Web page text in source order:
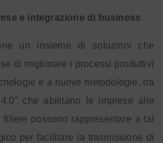
e integrazione di business
un insieme di soluzioni che
di migliorare i processi produttivi
e a nuove metodologie, tra
che abilitano le imprese alle
filiere possono rappresentare a tal
per facilitare la trasmissione di